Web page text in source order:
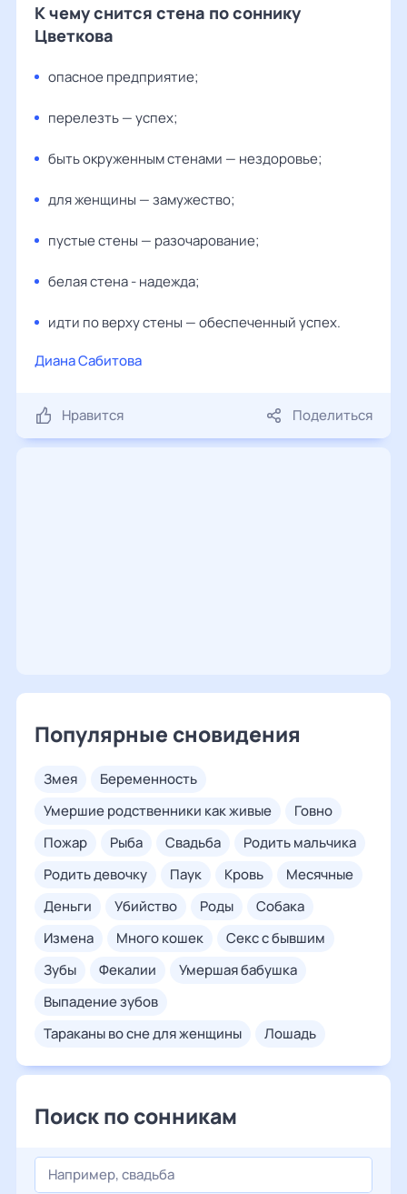
К чему снится стена по соннику
Цветкова
опасное предприятие;
перелезть — успех;
быть окруженным стенами — нездоровье;
для женщины — замужество;
пустые стены — разочарование;
белая стена - надежда;
идти по верху стены — обеспеченный успех.
Диана Сабитова
Нравится Поделиться
Популярные сновидения
змея
беременность
умершие родственники как живые
говно
пожар
рыба свадьба
родить мальчика
родить девочку
паук кровь
месячные
деньги
убийство роды
собака
измена
много кошек
секс с бывшим
зубы
фекалии
умершая бабушка
выпадение зубов
тараканы во сне для женщины
лошадь
Поиск по сонникам